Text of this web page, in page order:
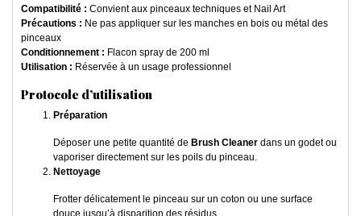
Compatibilité : Convient aux pinceaux techniques et Nail Art
Précautions : Ne pas appliquer sur les manches en bois ou métal des
pinceaux
Conditionnement : Flacon spray de 200 ml
Utilisation : Réservée à un usage professionnel
Protocole d’utilisation
Préparation
Déposer une petite quantité de Brush Cleaner dans un godet ou
vaporiser directement sur les poils du pinceau.
Nettoyage
Frotter délicatement le pinceau sur un coton ou une surface
douce jusqu’à disparition des résidus.